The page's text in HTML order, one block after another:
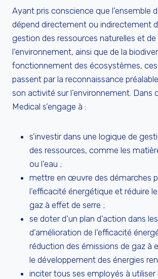
Ayant pris conscience que l’ensemble
dépend directement ou indirectement
gestion des ressources naturelles et de
l’environnement, ainsi que de la
fonctionnement des écosystèmes,
passent par la reconnaissance
son activité sur l’environnement. Dans
Medical s’engage à :
s’investir dans une logique de
des ressources, comme les
ou l’eau ;
mettre en œuvre des démarches
l’efficacité énergétique et réduire
gaz à effet de serre ;
se doter d’un plan d’action dans
d’amélioration de l’efficacité
réduction des émissions de gaz à
le développement des énergies
inciter tous ses employés à utiliser